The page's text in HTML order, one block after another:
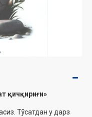
қичқириғи»
Тўсатдан у дарз